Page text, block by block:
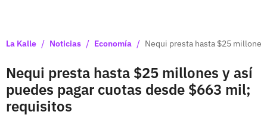
La Kalle / Noticias / Economía / Nequi presta hasta $25
Nequi presta hasta $25 millones y así
puedes pagar cuotas desde $663 mil;
requisitos